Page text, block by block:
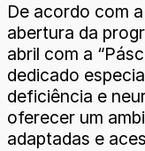
De acordo com
abertura da
abril com a
dedicado
deficiência e
oferecer um
adaptadas e